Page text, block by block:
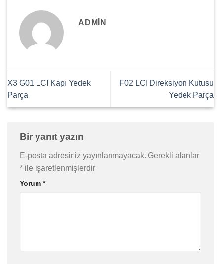
ADMIN
X3 G01 LCI Kapı Yedek
Parça
F02 LCI Direksiyon Kutusu
Yedek Parça
Bir yanıt yazın
E-posta adresiniz yayınlanmayacak. Gerekli alanlar
* ile işaretlenmişlerdir
Yorum *